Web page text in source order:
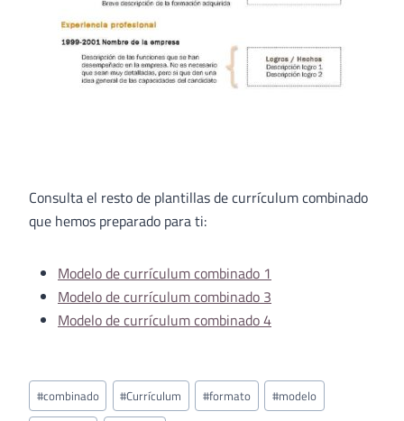
Consulta el resto de plantillas de currículum combinado
que hemos preparado para ti:
Modelo de currículum combinado 1
Modelo de currículum combinado 3
Modelo de currículum combinado 4
Etiquetas
de
#combinado #Currículum #formato #modelo